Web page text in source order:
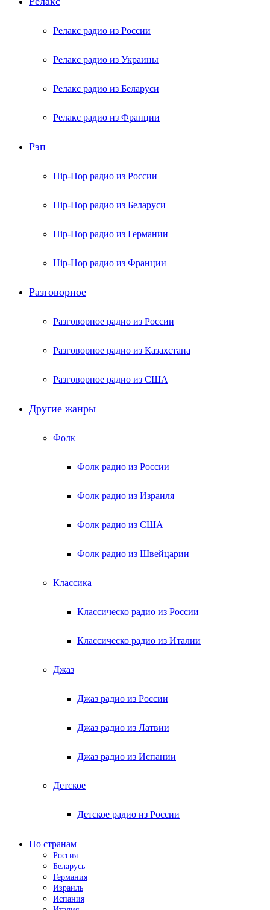
Релакс радио из России
Релакс радио из Украины
Релакс радио из Беларуси
Релакс радио из Франции
Рэп
Hip-Hop радио из России
Hip-Hop радио из Беларуси
Hip-Hop радио из Германии
Hip-Hop радио из Франции
Разговорное
Разговорное радио из России
Разговорное радио из Казахстана
Разговорное радио из США
Другие жанры
Фолк
Фолк радио из России
Фолк радио из Израиля
Фолк радио из США
Фолк радио из Швейцарии
Классика
Классическо радио из России
Классическо радио из Италии
Джаз
Джаз радио из России
Джаз радио из Латвии
Джаз радио из Испании
Детское
Детское радио из России
По странам
Россия
Беларусь
Германия
Израиль
Испания